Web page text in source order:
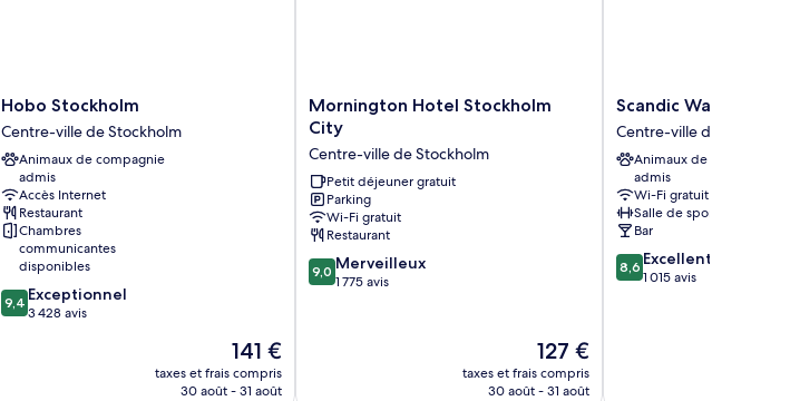
Hobo
Stockholm
Centre-
ville
Stockholm
Hobo Stockholm
Centre-ville de Stockholm
Animaux de compagnie
admis
Accès Internet
Restaurant
Chambres
communicantes
disponibles
9.4
sur
9,4 Exceptionnel
3 428 avis
Le
nouveau
prix
141 €
taxes et frais compris
30 août - 31 août
Mornington
Hotel
Stockholm
City
Centre-
ville
de
Stockholm
Mornington Hotel Stockholm
City
Centre-ville de Stockholm
Petit déjeuner gratuit
Parking
Wi-Fi gratuit
Restaurant
9.0
sur
9,0 Merveilleux
1 775 avis
Le
nouveau
prix
127 €
taxes et frais compris
30 août - 31 août
Scandic
Wallin
Centre-
ville
Stockholm
Scandic Wallin
Centre-ville de
Animaux de compagnie
admis
Wi-Fi gratuit
Salle de sport
Bar
8.6
sur
8,6 Excellent
1 015 avis